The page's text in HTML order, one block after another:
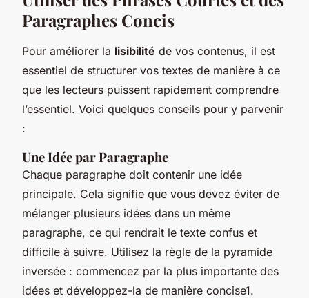
Paragraphes Concis
Pour améliorer la lisibilité de vos contenus, il est
essentiel de structurer vos textes de manière à ce
que les lecteurs puissent rapidement comprendre
l’essentiel. Voici quelques conseils pour y parvenir
:
Une Idée par Paragraphe
Chaque paragraphe doit contenir une idée
principale. Cela signifie que vous devez éviter de
mélanger plusieurs idées dans un même
paragraphe, ce qui rendrait le texte confus et
difficile à suivre. Utilisez la règle de la pyramide
inversée : commencez par la plus importante des
idées et développez-la de manière concise1.